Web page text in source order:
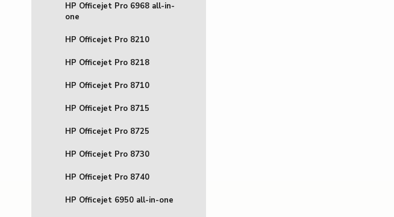
HP Officejet Pro 6968 all-in-
one
HP Officejet Pro 8210
HP Officejet Pro 8218
HP Officejet Pro 8710
HP Officejet Pro 8715
HP Officejet Pro 8725
HP Officejet Pro 8730
HP Officejet Pro 8740
HP Officejet 6950 all-in-one